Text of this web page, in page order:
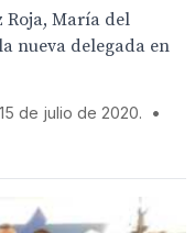
Roja, María del
nueva delegada en
de julio de 2020.
•